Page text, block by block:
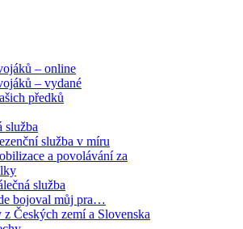
– online
– vydané
předků
služba
služba v míru
a povolávání za
služba
bojoval můj pra…
z Českých zemí a Slovenska